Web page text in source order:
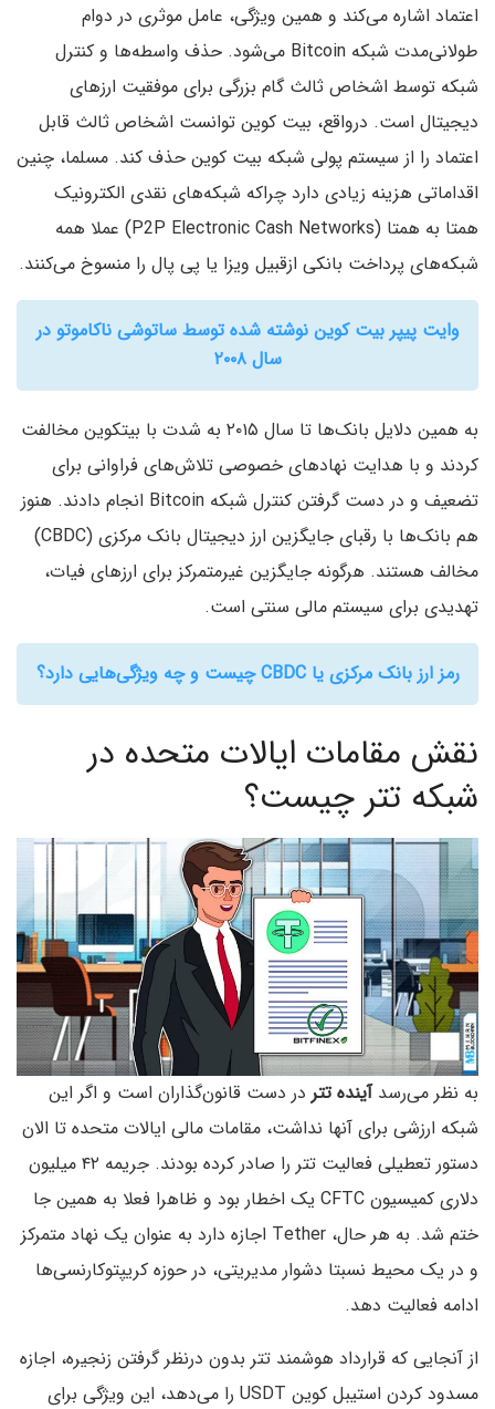
اعتماد اشاره می‌کند و همین ویژگی، عامل موثری در دوام
طولانی‌مدت شبکه Bitcoin می‌شود. حذف واسطه‌ها و کنترل
شبکه توسط اشخاص ثالث گام بزرگی برای موفقیت ارزهای
دیجیتال است. درواقع، بیت کوین توانست اشخاص ثالث قابل
اعتماد را از سیستم پولی شبکه بیت کوین حذف کند. مسلما، چنین
اقداماتی هزینه زیادی دارد چراکه شبکه‌های نقدی الکترونیک
همتا به همتا (P2P Electronic Cash Networks) عملا همه
شبکه‌های پرداخت بانکی ازقبیل ویزا یا پی پال را منسوخ می‌کنند.
وایت پیپر بیت کوین نوشته شده توسط ساتوشی ناکاموتو در
سال ۲۰۰۸
به همین دلایل بانک‌ها تا سال ۲۰۱۵ به شدت با بیتکوین مخالفت
کردند و با هدایت نهادهای خصوصی تلاش‌های فراوانی برای
تضعیف و در دست گرفتن کنترل شبکه Bitcoin انجام دادند. هنوز
هم بانک‌ها با رقبای جایگزین ارز دیجیتال بانک مرکزی (CBDC)
مخالف هستند. هرگونه جایگزین غیرمتمرکز برای ارزهای فیات،
تهدیدی برای سیستم مالی سنتی است.
رمز ارز بانک مرکزی یا CBDC چیست و چه ویژگی‌هایی دارد؟
نقش مقامات ایالات متحده در
شبکه تتر چیست؟
به نظر می‌رسد آینده تتر در دست قانون‌گذاران است و اگر این
شبکه ارزشی برای آنها نداشت، مقامات مالی ایالات متحده تا الان
دستور تعطیلی فعالیت تتر را صادر کرده بودند. جریمه ۴۲ میلیون
دلاری کمیسیون CFTC یک اخطار بود و ظاهرا فعلا به همین جا
ختم شد. به هر حال، Tether اجازه دارد به عنوان یک نهاد متمرکز
و در یک محیط نسبتا دشوار مدیریتی، در حوزه کریپتوکارنسی‌ها
ادامه فعالیت دهد.
از آنجایی که قرارداد هوشمند تتر بدون درنظر گرفتن زنجیره، اجازه
مسدود کردن استیبل کوین USDT را می‌دهد، این ویژگی برای